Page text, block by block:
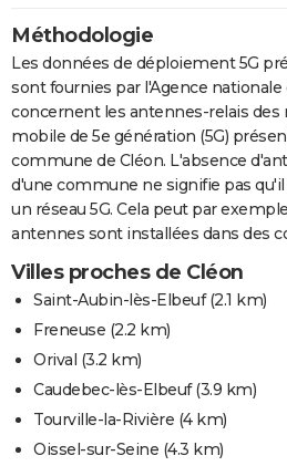
Méthodologie
Les données de déploiement 5G
sont fournies par l'Agence nationale
concernent les antennes-relais des
mobile de 5e génération (5G)
commune de Cléon. L'absence
d'une commune ne signifie pas
un réseau 5G. Cela peut par
antennes sont installées dans des
Villes proches de Cléon
Saint-Aubin-lès-Elbeuf(2.1 km)
Freneuse (2.2 km)
Orival (3.2 km)
Caudebec-lès-Elbeuf(3.9 km)
Tourville-la-Rivière (4 km)
Oissel-sur-Seine (4.3 km)